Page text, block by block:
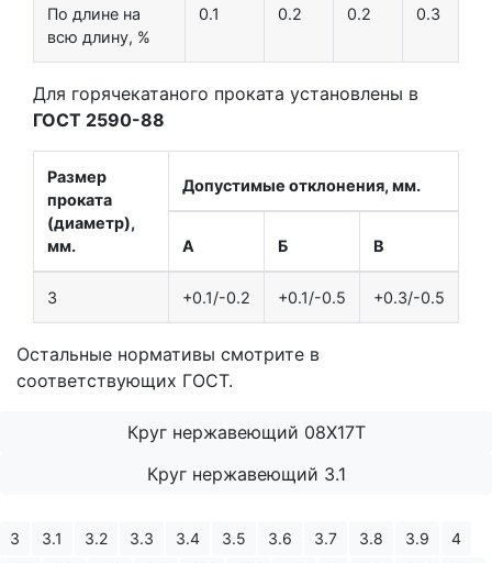
По длине на
всю длину, %
0.1 0.2 0.2 0.3
Для горячекатаного проката установлены в
ГОСТ 2590-88
Размер
проката
(диаметр),
мм.
Допустимые отклонения, мм.
А Б В
3 +0.1/-0.2 +0.1/-0.5 +0.3/-0.5
Остальные нормативы смотрите в
соответствующих ГОСТ.
Круг нержавеющий 08Х17Т
Круг нержавеющий 3.1
3 3.1 3.2 3.3 3.4 3.5 3.6 3.7 3.8 3.9
4